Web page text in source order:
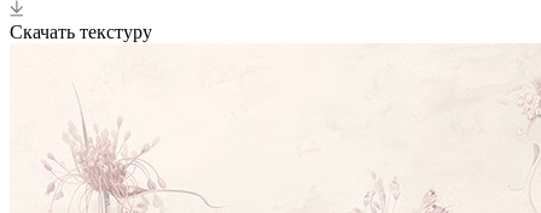
Скачать текстуру